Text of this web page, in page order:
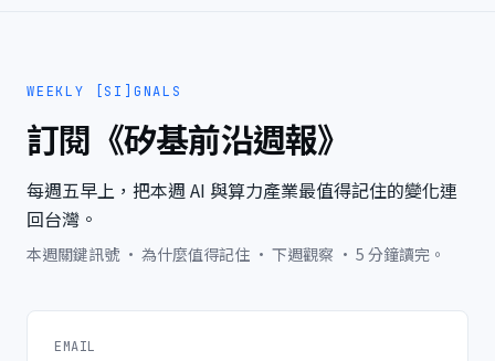
WEEKLY [SI]GNALS
訂閱《矽基前沿週報》
每週五早上，把本週 AI 與算力產業最值得記住的變化連
回台灣。
本週關鍵訊號 · 為什麼值得記住 · 下週觀察 · 5 分鐘讀完。
EMAIL